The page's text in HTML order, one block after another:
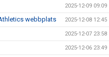
2025-12-09 09:09
webbplats 2025-12-08 12:45
2025-12-07 23:58
2025-12-06 23:49